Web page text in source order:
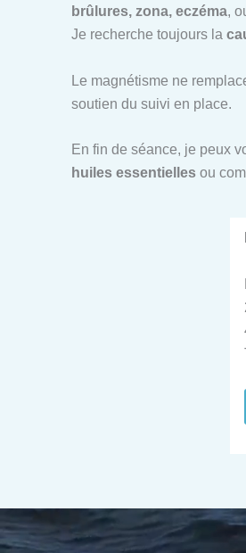
brûlures, zona, eczéma,
Je recherche toujours la
Le magnétisme ne
soutien du suivi en place.
En fin de séance, je peux
huiles essentielles ou